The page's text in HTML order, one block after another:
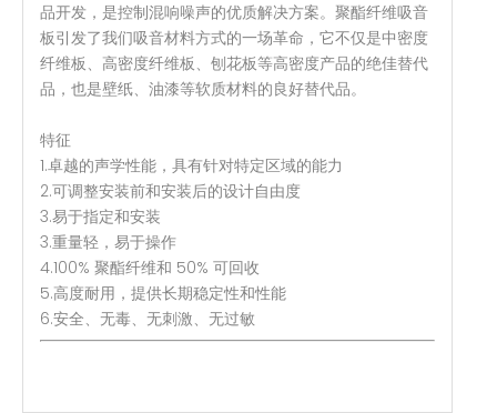
品开发，是控制混响噪声的优质解决方案。聚酯纤维吸音
板引发了我们吸音材料方式的一场革命，它不仅是中密度
纤维板、高密度纤维板、刨花板等高密度产品的绝佳替代
品，也是壁纸、油漆等软质材料的良好替代品。
特征
1.卓越的声学性能，具有针对特定区域的能力
2.可调整安装前和安装后的设计自由度
3.易于指定和安装
3.重量轻，易于操作
4.100% 聚酯纤维和 50% 可回收
5.高度耐用，提供长期稳定性和性能
6.安全、无毒、无刺激、无过敏